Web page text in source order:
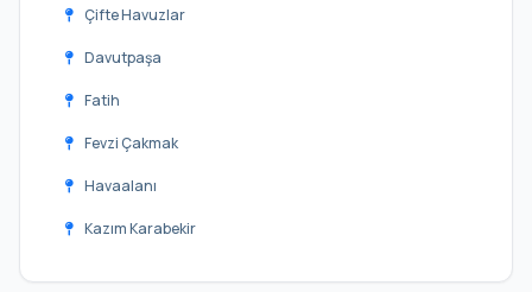
Çifte Havuzlar
Davutpaşa
Fatih
Fevzi Çakmak
Havaalanı
Kazım Karabekir